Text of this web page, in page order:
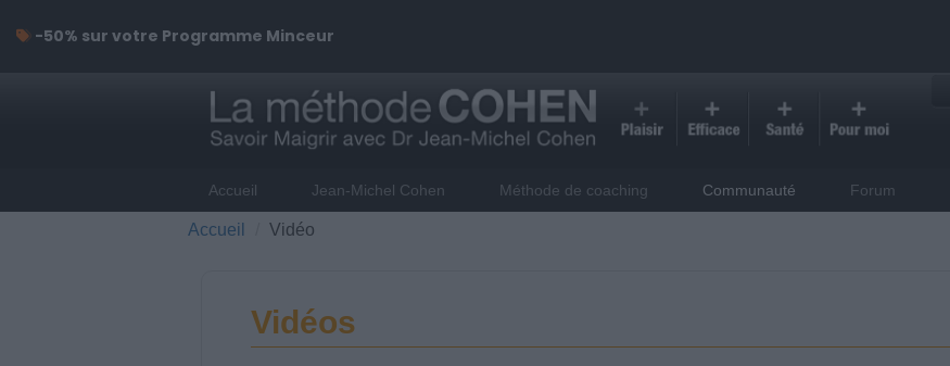
Accueil Jean-Michel Cohen Méthode de coaching Communauté Forum
Accueil Vidéo
Vidéos
-50% sur votre Programme Minceur